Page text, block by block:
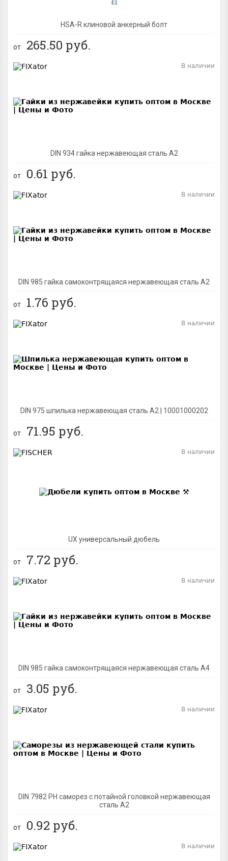
HSA-R клиновой анкерный болт
от 265.50 руб.
DIN 934 гайка нержавеющая сталь A2
В наличии
от 0.61 руб.
DIN 985 гайка самоконтрящаяся нержавеющая сталь A2
В наличии
от 1.76 руб.
DIN 975 шпилька нержавеющая сталь A2 | 10001000202
В наличии
от 71.95 руб.
UX универсальный дюбель
В наличии
от 7.72 руб.
DIN 985 гайка самоконтрящаяся нержавеющая сталь A4
В наличии
от 3.05 руб.
DIN 7982 PH саморез с потайной головкой нержавеющая
сталь A2
В наличии
от 0.92 руб.
В наличии